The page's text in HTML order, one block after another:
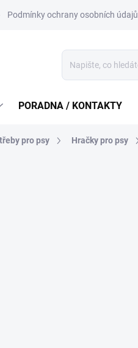
Podmínky ochrany osobních údajů
PORADNA / KONTAKTY
pro psy Hračky pro psy